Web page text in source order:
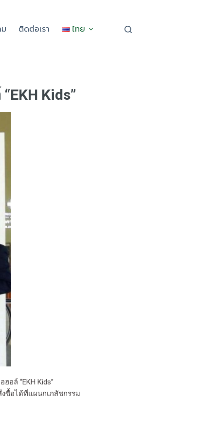
ติดต่อเรา ไทย
Kids”
ล์ “EKH Kids”
ซื้อได้ที่แผนกเภสัชกรรม